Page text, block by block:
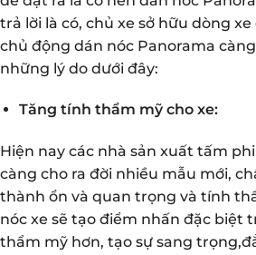
trả lời là có, chủ xe sở hữu dòng
chủ động dán nóc Panorama
những lý do dưới đây:
Tăng tính thẩm mỹ cho xe:
Hiện nay các nhà sản xuất tấm
càng cho ra đời nhiều mẫu mới,
thành ổn và quan trọng và tính
nóc xe sẽ tạo điểm nhấn đặc biệt
thẩm mỹ hơn, tạo sự sang